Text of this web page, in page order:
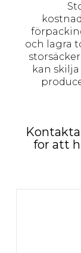
och lagra
kan
for att